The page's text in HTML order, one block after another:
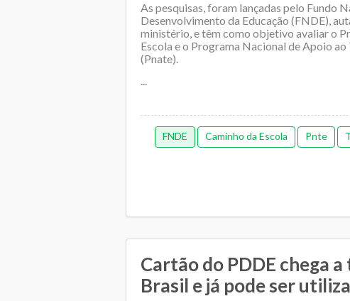
As pesquisas, foram lançadas pelo Fundo
Desenvolvimento da Educação (FNDE),
ministério, e têm como objetivo avaliar o
Escola e o Programa Nacional de Apoio
(Pnate).
...
FNDE Caminho da Escola Pnte
Cartão do PDDE chega
Brasil e já pode ser